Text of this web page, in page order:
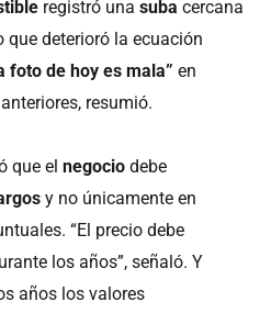
registró una suba cercana
que deterioró la ecuación
foto de hoy es mala” en
resumió.
que el negocio debe
y no únicamente en
“El precio debe
los años”, señaló. Y
años los valores